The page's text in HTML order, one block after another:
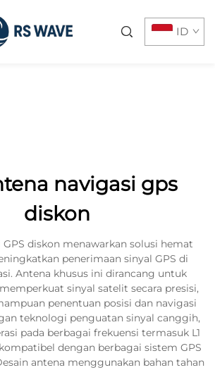
ID
navigasi gps
diskon
diskon menawarkan solusi hemat
penerimaan sinyal GPS di
Antena khusus ini dirancang untuk
sinyal satelit secara presisi,
penentuan posisi dan navigasi
teknologi penguatan sinyal canggih,
pada berbagai frekuensi termasuk L1
dengan berbagai sistem GPS
antena menggunakan bahan tahan